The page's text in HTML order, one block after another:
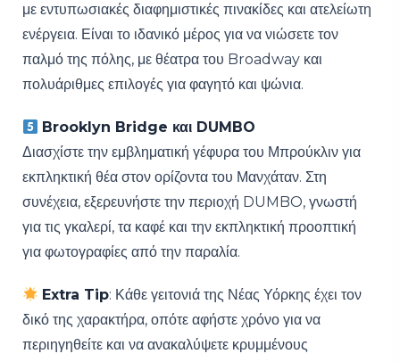
με εντυπωσιακές διαφημιστικές πινακίδες και ατελείωτη
ενέργεια. Είναι το ιδανικό μέρος για να νιώσετε τον
παλμό της πόλης, με θέατρα του Broadway και
πολυάριθμες επιλογές για φαγητό και ψώνια.
Brooklyn Bridge και DUMBO
Διασχίστε την εμβληματική γέφυρα του Μπρούκλιν για
εκπληκτική θέα στον ορίζοντα του Μανχάταν. Στη
συνέχεια, εξερευνήστε την περιοχή DUMBO, γνωστή
για τις γκαλερί, τα καφέ και την εκπληκτική προοπτική
για φωτογραφίες από την παραλία.
Extra Tip: Κάθε γειτονιά της Νέας Υόρκης έχει τον
δικό της χαρακτήρα, οπότε αφήστε χρόνο για να
περιηγηθείτε και να ανακαλύψετε κρυμμένους